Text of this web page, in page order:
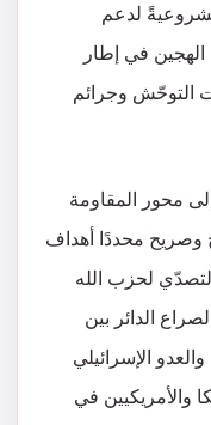
لدعم
الهجين في إطار
التوحّش وجرائم
محور المقاومة
وصريح محددًا أهداف
لحزب الله
الدائر بين
الإسرائيلي
والأمريكيين في